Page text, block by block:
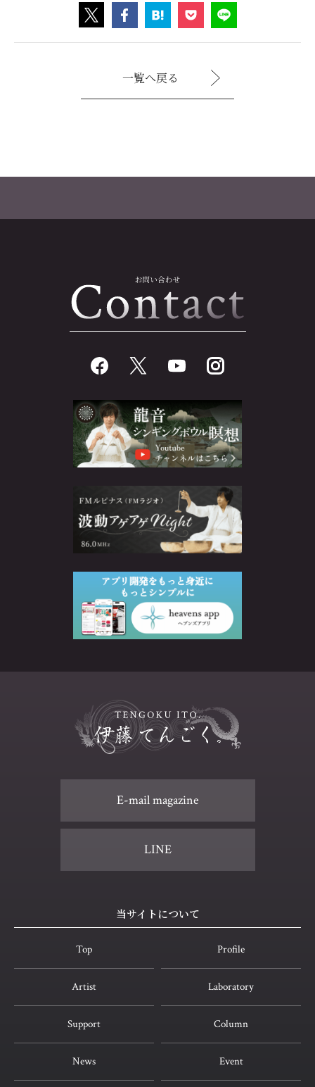
一覧へ戻る
E-mail magazine
LINE
当サイトについて
Top Profile
Artist Laboratory
Support Column
News Event